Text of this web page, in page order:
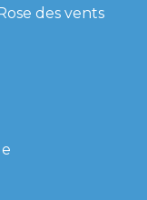
des vents